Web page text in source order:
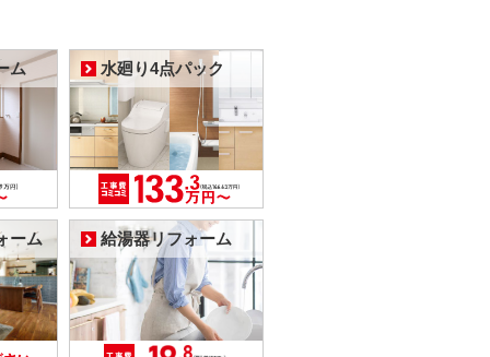
ム 水廻り4点パック
ーム 給湯器リフォーム